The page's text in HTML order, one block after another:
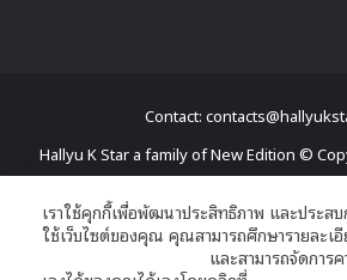
Contact:
Hallyu K Star a family of New Edition ©
Facebook
X
เราใช้คุกกี้เพื่อพัฒนาประสิทธิภาพ และประส
ใช้เว็บไซต์ของคุณ คุณสามารถศึกษารายละเ
และสามารถจัดการ